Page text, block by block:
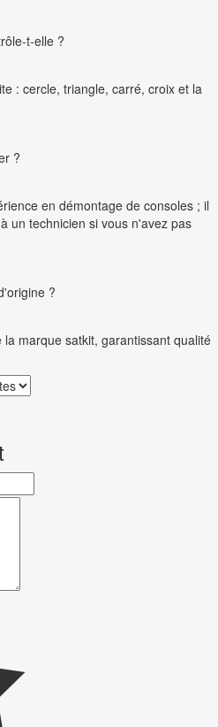
t-elle ?
: cercle, triangle, carré, croix et la
?
en démontage de consoles ; il
un technicien si vous n'avez pas
?
marque satkit, garantissant qualité